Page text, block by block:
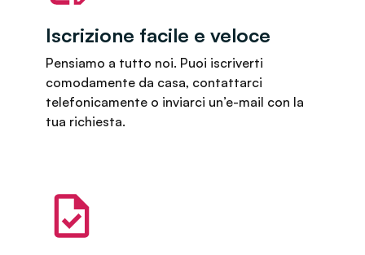
Iscrizione facile e veloce
Pensiamo a tutto noi. Puoi iscriverti
comodamente da casa, contattarci
telefonicamente o inviarci un’e-mail con la
tua richiesta.